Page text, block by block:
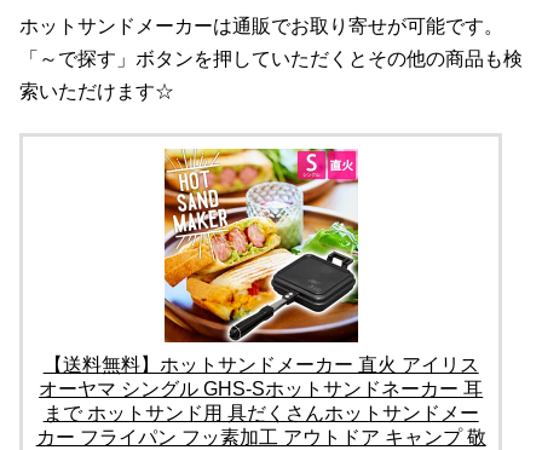
ホットサンドメーカーは通販でお取り寄せが可能です。
「～で探す」ボタンを押していただくとその他の商品も検
索いただけます☆
【送料無料】ホットサンドメーカー 直火 アイリス
オーヤマ シングル GHS-Sホットサンドネーカー 耳
まで ホットサンド用 具だくさんホットサンドメー
カー フライパン フッ素加工 アウトドア キャンプ 敬